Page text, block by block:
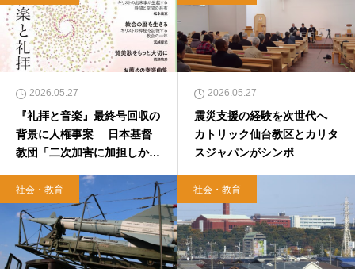
2026.05.27
『礼拝と音楽』最終号回収の
背景に人権事案 日本基督
教団「二次加害に加担しかね
2026.05.27
震災支援の経験を次世代へ
カトリック仙台教区とカリタ
スジャパンがシンポ
社会・教育 社会・教育